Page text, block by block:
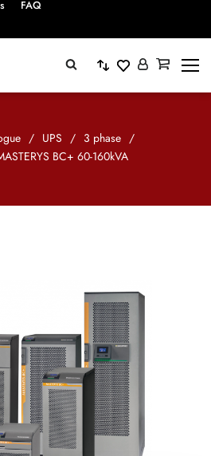
FAQ
/ UPS / 3 phase /
BC+ 60-160kVA